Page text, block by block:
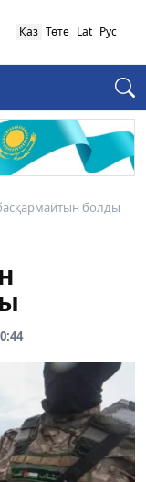
Қаз Төте Lat Рус
болды